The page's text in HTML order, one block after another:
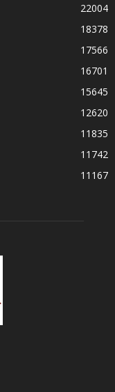
22004
18378
17566
16701
15645
12620
11835
11742
11167